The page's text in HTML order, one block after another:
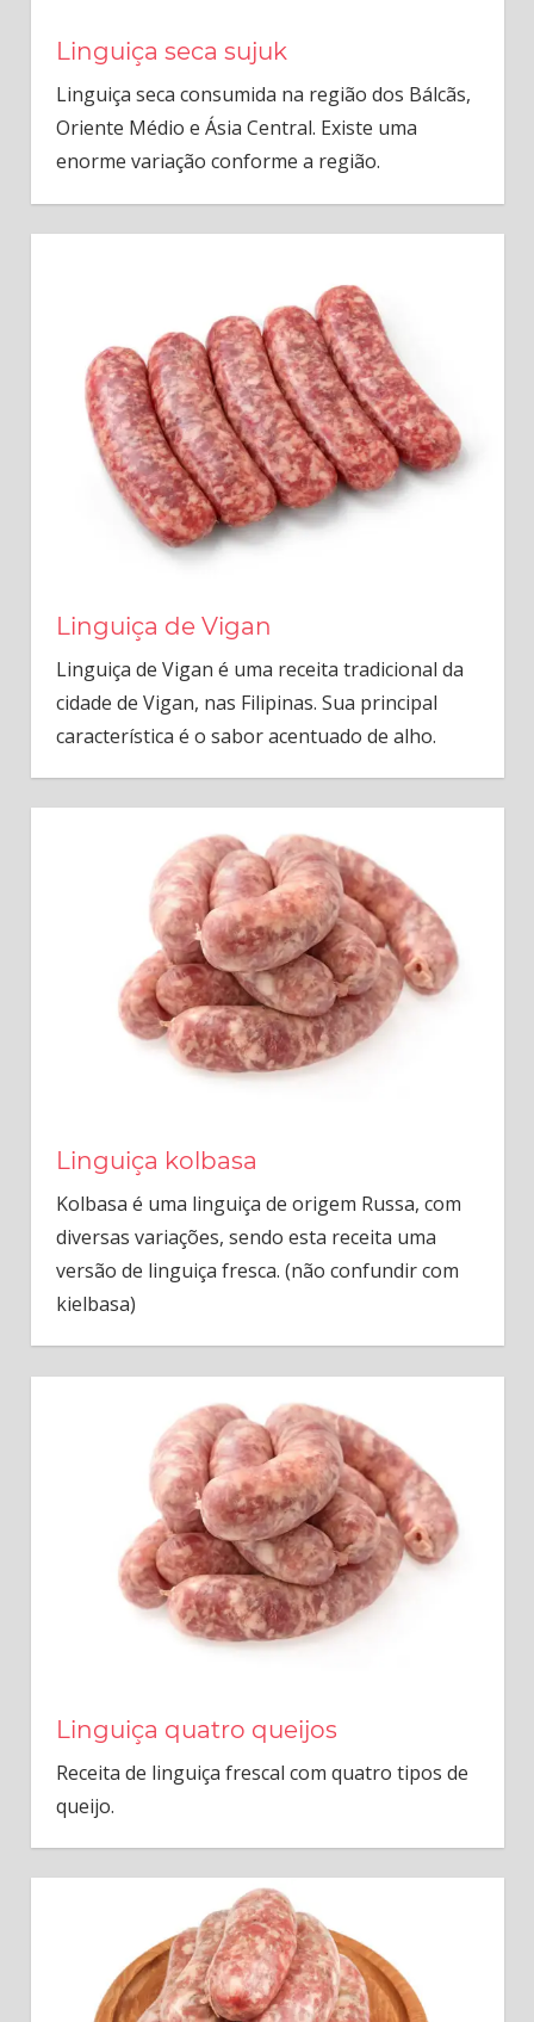
Linguiça seca sujuk
Linguiça seca consumida na região dos Bálcãs,
Oriente Médio e Ásia Central. Existe uma
enorme variação conforme a região.
Linguiça de Vigan
Linguiça de Vigan é uma receita tradicional da
cidade de Vigan, nas Filipinas. Sua principal
característica é o sabor acentuado de alho.
Linguiça kolbasa
Kolbasa é uma linguiça de origem Russa, com
diversas variações, sendo esta receita uma
versão de linguiça fresca. (não confundir com
kielbasa)
Linguiça quatro queijos
Receita de linguiça frescal com quatro tipos de
queijo.